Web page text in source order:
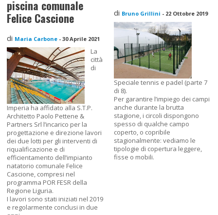
piscina comunale
Felice Cascione
di Maria Carbone -30 Aprile 2021
La
città
di
Imperia ha affidato alla S.T.P.
Architetto Paolo Pettene &
Partners Srl l’incarico per la
progettazione e direzione lavori
dei due lotti per gli interventi di
riqualificazione e di
efficientamento dell’impianto
natatorio comunale Felice
Cascione, compresi nel
programma POR FESR della
Regione Liguria.
I lavori sono stati iniziati nel 2019
e regolarmente conclusi in due
di Bruno Grillini - 22 Ottobre 2019
Speciale tennis e padel (parte 7
di 8).
Per garantire l’impiego dei campi
anche durante la brutta
stagione, i circoli dispongono
spesso di qualche campo
coperto, o copribile
stagionalmente: vediamo le
tipologie di copertura leggere,
fisse o mobili.